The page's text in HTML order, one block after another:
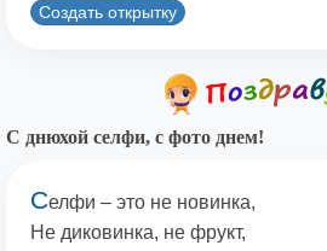
Создать открытку
С днюхой селфи, с фото днем!
Селфи – это не новинка,
Не диковинка, не фрукт,